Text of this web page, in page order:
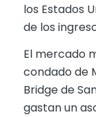
los Estados
de los
El mercado
condado de
Bridge de
gastan un